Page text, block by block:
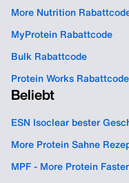
More Nutrition
MyProtein Rabattcode
Bulk Rabattcode
Protein Works Rabattcode
Beliebt
ESN Isoclear bester
More Protein Sahne
MPF - More Protein